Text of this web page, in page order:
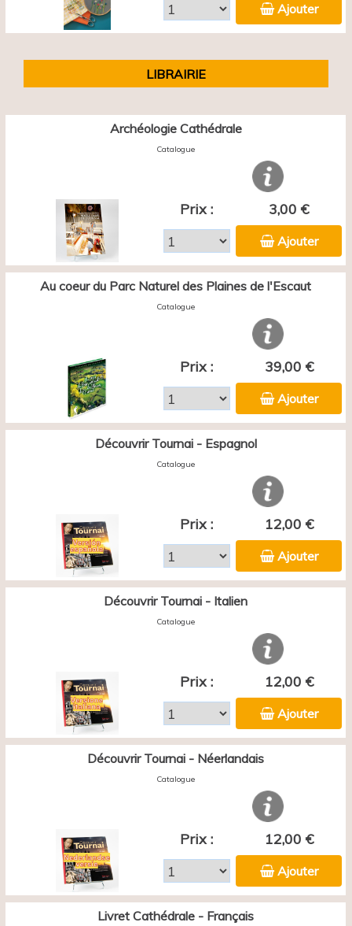
Ajouter
LIBRAIRIE
Archéologie Cathédrale
Catalogue
Prix : 3,00 €
Ajouter
Au coeur du Parc Naturel des Plaines de l'Escaut
Catalogue
Prix : 39,00 €
Ajouter
Découvrir Tournai - Espagnol
Catalogue
Prix : 12,00 €
Ajouter
Découvrir Tournai - Italien
Catalogue
Prix : 12,00 €
Ajouter
Découvrir Tournai - Néerlandais
Catalogue
Prix : 12,00 €
Ajouter
Livret Cathédrale - Français